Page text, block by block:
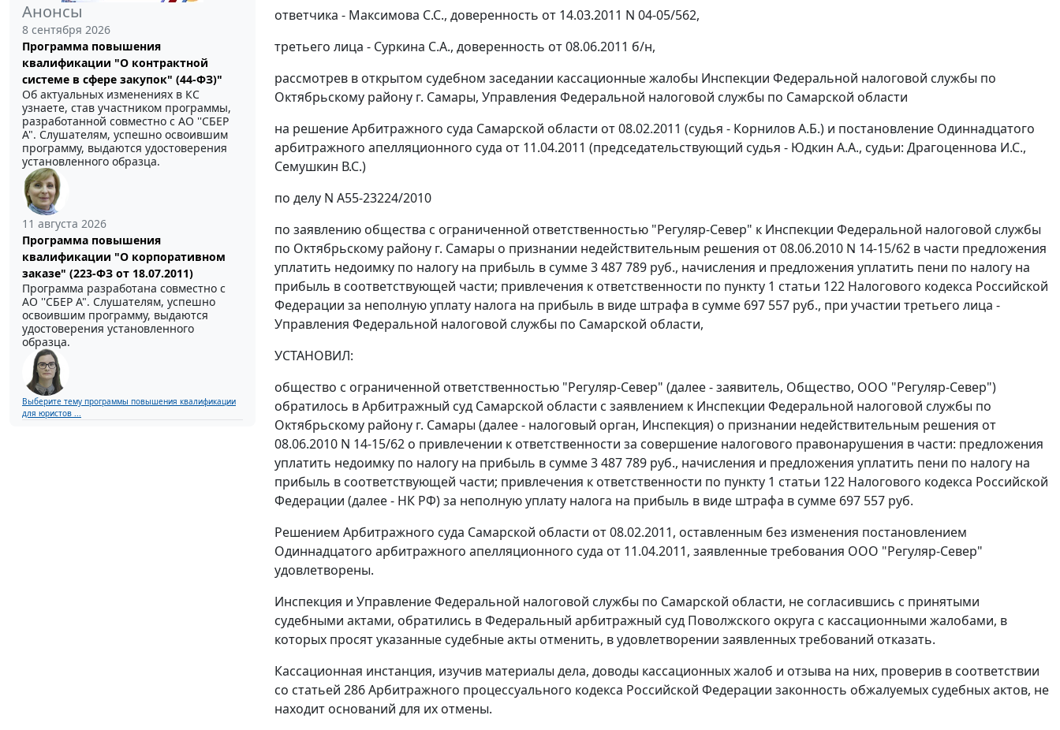
Анонсы
8 сентября 2026
Программа повышения
квалификации "О контрактной
системе в сфере закупок" (44-ФЗ)"
Об актуальных изменениях в КС
узнаете, став участником программы,
разработанной совместно с АО ''СБЕР
А". Слушателям, успешно освоившим
программу, выдаются удостоверения
установленного образца.
11 августа 2026
Программа повышения
квалификации "О корпоративном
заказе" (223-ФЗ от 18.07.2011)
Программа разработана совместно с
АО ''СБЕР А". Слушателям, успешно
освоившим программу, выдаются
удостоверения установленного
образца.
Выберите тему программы повышения квалификации
для юристов ...
ответчика - Максимова С.С., доверенность от 14.03.2011 N 04-05/562,
третьего лица - Суркина С.А., доверенность от 08.06.2011 б/н,
рассмотрев в открытом судебном заседании кассационные жалобы Инспекции Федеральной налоговой службы по
Октябрьскому району г. Самары, Управления Федеральной налоговой службы по Самарской области
на решение Арбитражного суда Самарской области от 08.02.2011 (судья - Корнилов А.Б.) и постановление Одиннадцатого
арбитражного апелляционного суда от 11.04.2011 (председательствующий судья - Юдкин А.А., судьи: Драгоценнова И.С.,
Семушкин В.С.)
по делу N А55-23224/2010
по заявлению общества с ограниченной ответственностью "Регуляр-Север" к Инспекции Федеральной налоговой службы
по Октябрьскому району г. Самары о признании недействительным решения от 08.06.2010 N 14-15/62 в части предложения
уплатить недоимку по налогу на прибыль в сумме 3 487 789 руб., начисления и предложения уплатить пени по налогу на
прибыль в соответствующей части; привлечения к ответственности по пункту 1 статьи 122 Налогового кодекса Российской
Федерации за неполную уплату налога на прибыль в виде штрафа в сумме 697 557 руб., при участии третьего лица -
Управления Федеральной налоговой службы по Самарской области,
УСТАНОВИЛ:
общество с ограниченной ответственностью "Регуляр-Север" (далее - заявитель, Общество, ООО "Регуляр-Север")
обратилось в Арбитражный суд Самарской области с заявлением к Инспекции Федеральной налоговой службы по
Октябрьскому району г. Самары (далее - налоговый орган, Инспекция) о признании недействительным решения от
08.06.2010 N 14-15/62 о привлечении к ответственности за совершение налогового правонарушения в части: предложения
уплатить недоимку по налогу на прибыль в сумме 3 487 789 руб., начисления и предложения уплатить пени по налогу на
прибыль в соответствующей части; привлечения к ответственности по пункту 1 статьи 122 Налогового кодекса Российской
Федерации (далее - НК РФ) за неполную уплату налога на прибыль в виде штрафа в сумме 697 557 руб.
Решением Арбитражного суда Самарской области от 08.02.2011, оставленным без изменения постановлением
Одиннадцатого арбитражного апелляционного суда от 11.04.2011, заявленные требования ООО "Регуляр-Север"
удовлетворены.
Инспекция и Управление Федеральной налоговой службы по Самарской области, не согласившись с принятыми
судебными актами, обратились в Федеральный арбитражный суд Поволжского округа с кассационными жалобами, в
которых просят указанные судебные акты отменить, в удовлетворении заявленных требований отказать.
Кассационная инстанция, изучив материалы дела, доводы кассационных жалоб и отзыва на них, проверив в соответствии
со статьей 286Арбитражного процессуального кодекса Российской Федерации законность обжалуемых судебных актов, не
находит оснований для их отмены.